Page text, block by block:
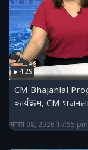
4:29
CM Bhajanlal
कार्यक्रम, CM
अगस्त 08, 2026 17:55